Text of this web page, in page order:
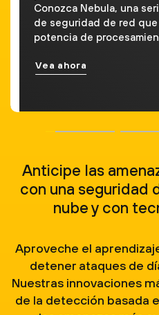
Conozca Nebula, una
de seguridad de red
potencia de
Vea ahora
Anticipe las
con una seguridad
nube y con
Aproveche el
detener ataques de
Nuestras innovaciones
de la detección basada